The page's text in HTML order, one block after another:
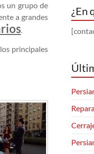
un grupo de
a grandes
.
principales
¿En